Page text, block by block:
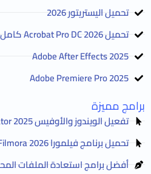
تحميل اليستريتور 2026
تحميل Acrobat Pro DC 2026 كامل
Adobe After Effects 2025
Adobe Premiere Pro 2025
برامج مميزة
تفعيل الويندوز والأوفيس HEU KMS Activator 2025
تحميل برنامج فيلمورا Filmora 2026 مع التفعيل
أفضل برامج استعادة الملفات